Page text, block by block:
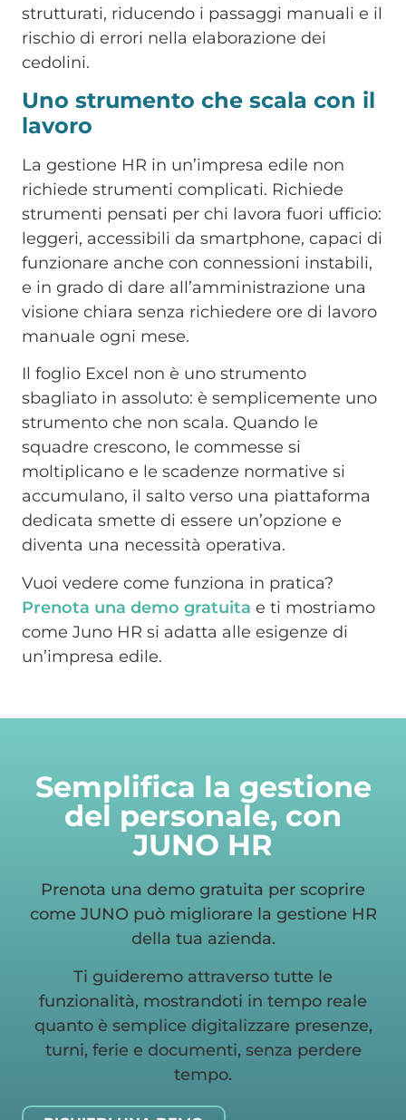
strutturati, riducendo i passaggi manuali e il
rischio di errori nella elaborazione dei
cedolini.
Uno strumento che scala con il
lavoro
La gestione HR in un’impresa edile non
richiede strumenti complicati. Richiede
strumenti pensati per chi lavora fuori ufficio:
leggeri, accessibili da smartphone, capaci di
funzionare anche con connessioni instabili,
e in grado di dare all’amministrazione una
visione chiara senza richiedere ore di lavoro
manuale ogni mese.
Il foglio Excel non è uno strumento
sbagliato in assoluto: è semplicemente uno
strumento che non scala. Quando le
squadre crescono, le commesse si
moltiplicano e le scadenze normative si
accumulano, il salto verso una piattaforma
dedicata smette di essere un’opzione e
diventa una necessità operativa.
Vuoi vedere come funziona in pratica?
Prenota una demo gratuita e ti mostriamo
come Juno HR si adatta alle esigenze di
un’impresa edile.
Semplifica la gestione
del personale, con
JUNO HR
Prenota una demo gratuita per scoprire
come JUNO può migliorare la gestione HR
della tua azienda.
Ti guideremo attraverso tutte le
funzionalità, mostrandoti in tempo reale
quanto è semplice digitalizzare presenze,
turni, ferie e documenti, senza perdere
tempo.